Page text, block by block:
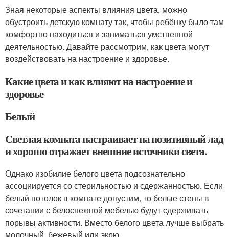
Зная некоторые аспекты влияния цвета, можно
обустроить детскую комнату так, чтобы ребёнку было там
комфортно находиться и заниматься умственной
деятельностью. Давайте рассмотрим, как цвета могут
воздействовать на настроение и здоровье.
Какие цвета и как влияют на настроение и
здоровье
Белый
Светлая комната настраивает на позитивный лад
и хорошо отражает внешние источники света.
Однако изобилие белого цвета подсознательно
ассоциируется со стерильностью и сдержанностью. Если
белый потолок в комнате допустим, то белые стены в
сочетании с белоснежной мебелью будут сдерживать
порывы активности. Вместо белого цвета лучше выбрать
молочный, бежевый или экрю.